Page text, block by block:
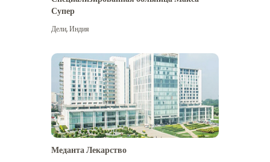
Супер
Дели,Индия
Меданта Лекарство